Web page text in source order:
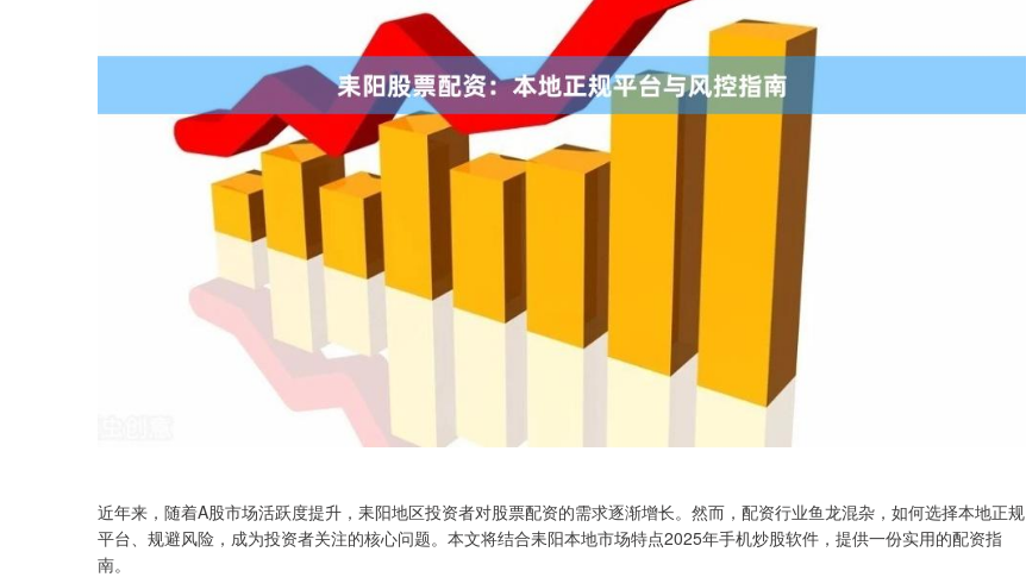
近年来，随着A股市场活跃度提升，耒阳地区投资者对股票配资的需求逐渐增长。然而，配资行业鱼龙混杂，如何选择本地正规
平台、规避风险，成为投资者关注的核心问题。本文将结合耒阳本地市场特点2025年手机炒股软件，提供一份实用的配资指
南。